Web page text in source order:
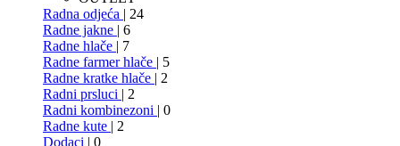
Radna odjeća | 24
Radne jakne | 6
Radne hlače | 7
Radne farmer hlače | 5
Radne kratke hlače | 2
Radni prsluci | 2
Radni kombinezoni | 0
Radne kute | 2
Dodaci | 0